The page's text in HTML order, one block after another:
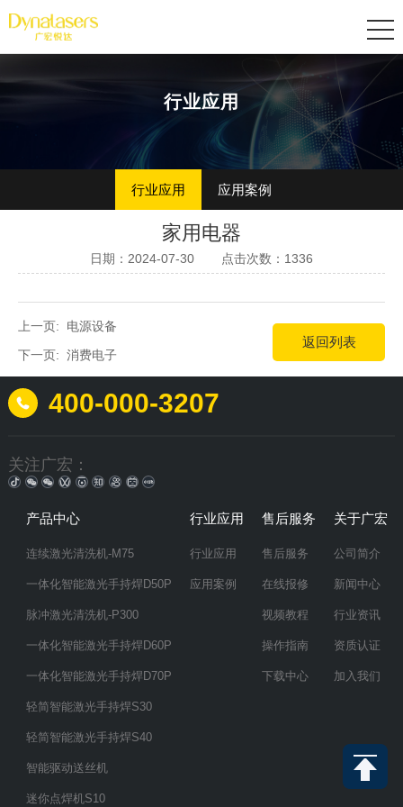
行业应用
行业应用 应用案例
家用电器
日期：2024-07-30 点击次数：1336
返回列表
上一页: 电源设备
下一页: 消费电子
400-000-3207
关注广宏：
产品中心
连续激光清洗机-M75
一体化智能激光手持焊D50P
脉冲激光清洗机-P300
一体化智能激光手持焊D60P
一体化智能激光手持焊D70P
轻简智能激光手持焊S30
轻简智能激光手持焊S40
智能驱动送丝机
迷你点焊机S10
行业应用
行业应用
应用案例
售后服务
售后服务
在线报修
视频教程
操作指南
下载中心
关于广宏
公司简介
新闻中心
行业资讯
资质认证
加入我们